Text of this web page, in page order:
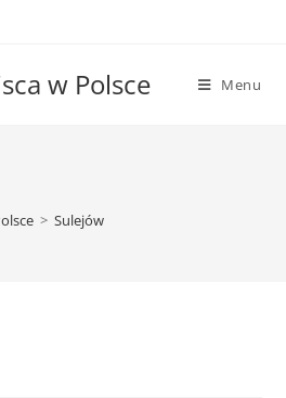
w Polsce Menu
> Sulejów